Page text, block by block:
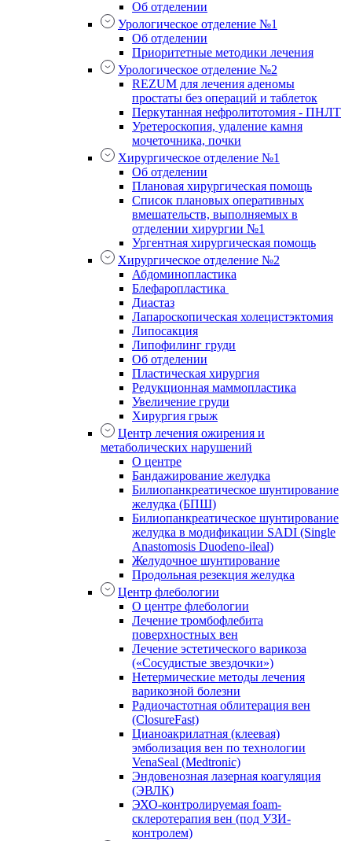
Об отделении
Урологическое отделение №1
Об отделении
Приоритетные методики лечения
Урологическое отделение №2
REZUM для лечения аденомы
простаты без операций и таблеток
Перкутанная нефролитотомия - ПНЛТ
Уретероскопия, удаление камня
мочеточника, почки
Хирургическое отделение №1
Об отделении
Плановая хирургическая помощь
Список плановых оперативных
вмешательств, выполняемых в
отделении хирургии №1
Ургентная хирургическая помощь
Хирургическое отделение №2
Абдоминопластика
Блефаропластика
Диастаз
Лапароскопическая холецистэктомия
Липосакция
Липофилинг груди
Об отделении
Пластическая хирургия
Редукционная маммопластика
Увеличение груди
Хирургия грыж
Центр лечения ожирения и
метаболических нарушений
О центре
Бандажирование желудка
Билиопанкреатическое шунтирование
желудка (БПШ)
Билиопанкреатическое шунтирование
желудка в модификации SADI (Single
Anastomosis Duodeno-ileal)
Желудочное шунтирование
Продольная резекция желудка
Центр флебологии
О центре флебологии
Лечение тромбофлебита
поверхностных вен
Лечение эстетического варикоза
(«Сосудистые звездочки»)
Нетермические методы лечения
варикозной болезни
Радиочастотная облитерация вен
(ClosureFast)
Цианоакрилатная (клеевая)
эмболизация вен по технологии
VenaSeal (Medtronic)
Эндовенозная лазерная коагуляция
(ЭВЛК)
ЭХО-контролируемая foam-
склеротерапия вен (под УЗИ-
контролем)